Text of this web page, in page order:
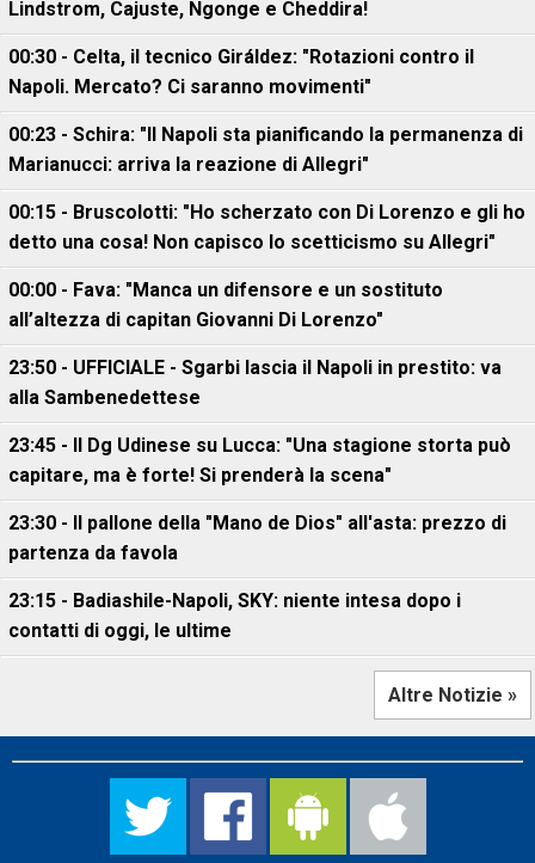
Lindstrom, Cajuste, Ngonge e Cheddira!
00:30 - Celta, il tecnico Giráldez: "Rotazioni contro il
Napoli. Mercato? Ci saranno movimenti"
00:23 - Schira: "Il Napoli sta pianificando la permanenza di
Marianucci: arriva la reazione di Allegri"
00:15 - Bruscolotti: "Ho scherzato con Di Lorenzo e gli ho
detto una cosa! Non capisco lo scetticismo su Allegri"
00:00 - Fava: "Manca un difensore e un sostituto
all’altezza di capitan Giovanni Di Lorenzo"
23:50 - UFFICIALE - Sgarbi lascia il Napoli in prestito: va
alla Sambenedettese
23:45 - Il Dg Udinese su Lucca: "Una stagione storta può
capitare, ma è forte! Si prenderà la scena"
23:30 - Il pallone della "Mano de Dios" all'asta: prezzo di
partenza da favola
23:15 - Badiashile-Napoli, SKY: niente intesa dopo i
contatti di oggi, le ultime
Altre Notizie »